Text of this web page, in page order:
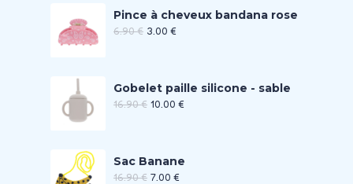
Pince à cheveux bandana rose
6.90€ 3.00 €
Gobelet paille silicone - sable
16.90€ 10.00 €
Sac Banane
16.90€ 7.00 €